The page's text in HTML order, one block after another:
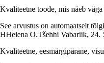
Kvaliteetne toode, mis näeb
See arvustus on automaatselt
HHelena O.Tšehhi Vabariik, 24.
Kvaliteetne, eesmärgipärane,